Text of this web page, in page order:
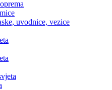
uvodnice, vezice